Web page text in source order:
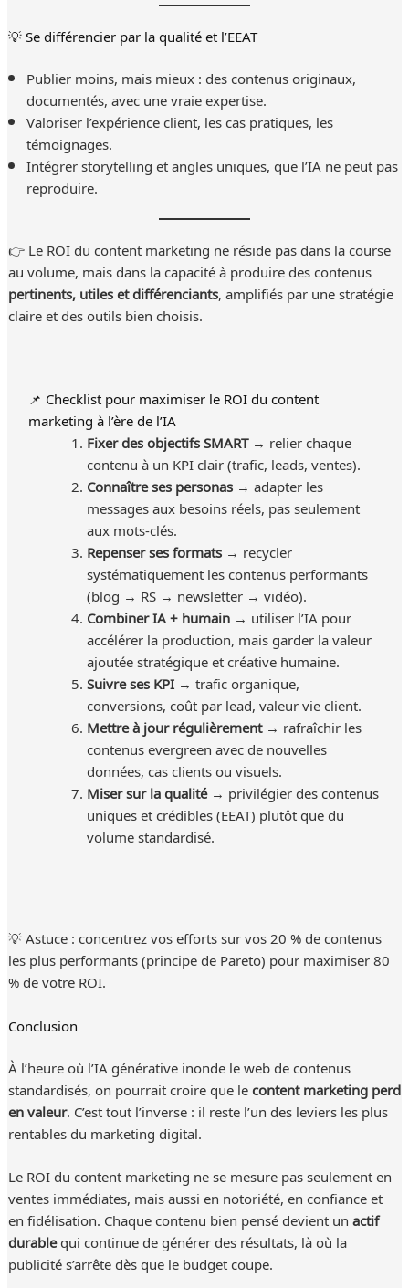
💡 Se différencier par la qualité et l’EEAT
Publier moins, mais mieux : des contenus originaux,
documentés, avec une vraie expertise.
Valoriser l’expérience client, les cas pratiques, les
témoignages.
Intégrer storytelling et angles uniques, que l’IA ne peut pas
reproduire.
👉 Le ROI du content marketing ne réside pas dans la course
au volume, mais dans la capacité à produire des contenus
pertinents, utiles et différenciants, amplifiés par une stratégie
claire et des outils bien choisis.
📌 Checklist pour maximiser le ROI du content
marketing à l’ère de l’IA
Fixer des objectifs SMART→ relier chaque
contenu à un KPI clair (trafic, leads, ventes).
Connaître ses personas→ adapter les
messages aux besoins réels, pas seulement
aux mots-clés.
Repenser ses formats→ recycler
systématiquement les contenus performants
(blog → RS → newsletter → vidéo).
Combiner IA + humain→ utiliser l’IA pour
accélérer la production, mais garder la valeur
ajoutée stratégique et créative humaine.
Suivre ses KPI→ trafic organique,
conversions, coût par lead, valeur vie client.
Mettre à jour régulièrement→ rafraîchir les
contenus evergreen avec de nouvelles
données, cas clients ou visuels.
Miser sur la qualité→ privilégier des contenus
uniques et crédibles (EEAT) plutôt que du
volume standardisé.
💡 Astuce : concentrez vos efforts sur vos 20 % de contenus
les plus performants (principe de Pareto) pour maximiser 80
% de votre ROI.
Conclusion
À l’heure où l’IA générative inonde le web de contenus
standardisés, on pourrait croire que lecontent marketing perd
en valeur. C’est tout l’inverse : il reste l’un des leviers les plus
rentables du marketing digital.
Le ROI du content marketing ne se mesure pas seulement en
ventes immédiates, mais aussi en notoriété, en confiance et
en fidélisation. Chaque contenu bien pensé devient unactif
durablequi continue de générer des résultats, là où la
publicité s’arrête dès que le budget coupe.